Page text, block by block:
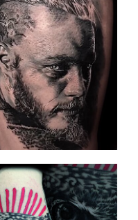
STINGNSTYLE
UG (I.G.)